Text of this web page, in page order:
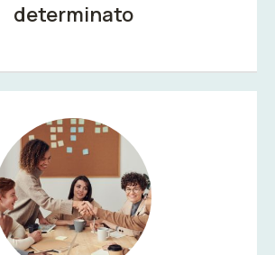
determinato